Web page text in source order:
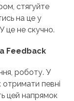
стягуйте
на це у
це не скучно.
Feedback
роботу. У
певні
цей напрямок